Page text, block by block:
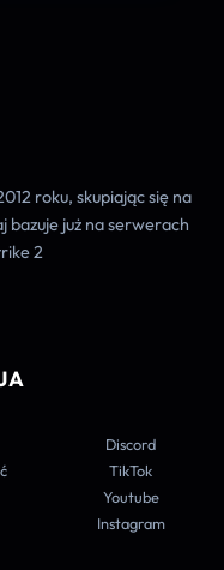
roku, skupiając się na
bazuje już na serwerach
2
Discord
TikTok
Youtube
Instagram